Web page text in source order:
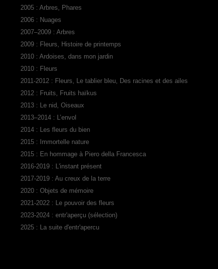
2005 : Arbres, Phares
2006 : Nuages
2007–2009 : Arbres
2009 : Fleurs, Histoire de printemps
2010 : Ardoises, dans mon jardin
2010 : Fleurs
2011-2012 : Fleurs, Le tablier bleu, Des racines et des ailes
2012 : Fruits, Fruits haïkus
2013 : Le nid, Oiseaux
2013–2014 : L’envol
2014 : Les fleurs du bien
2015 : Immortelle nature
2015 : En hommage à Piero della Francesca
2016-2019 : L'instant présent
2017-2019 : Au creux de la terre
2020 : Objets de mémoire
2021-2022 : Le pouvoir des fleurs
2023-2024 : entr'aperçu (sélection)
2025 : La suite d'entr'apercu